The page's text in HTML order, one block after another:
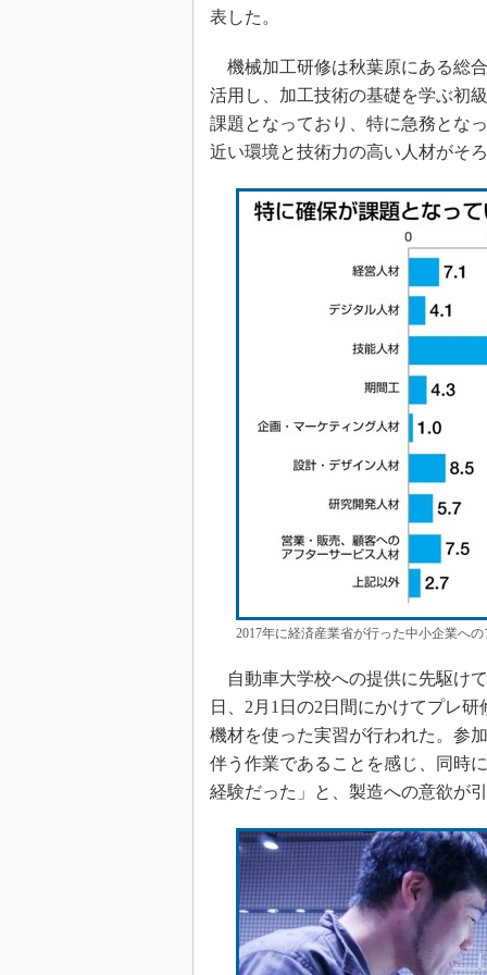
表した。
機械加工研修は秋葉原にある総
活用し、加工技術の基礎を学ぶ初
課題となっており、特に急務とな
近い環境と技術力の高い人材がそ
2017年に経済産業省が行った中小企業へ
自動車大学校への提供に先駆け
日、2月1日の2日間にかけてプレ
機材を使った実習が行われた。参
伴う作業であることを感じ、同時
経験だった」と、製造への意欲が